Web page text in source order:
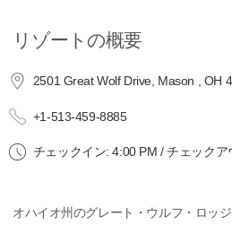
リゾートの概要
2501 Great Wolf Drive, Mason , OH
+1-513-459-8885
チェックイン: 4:00 PM / チェックア
オハイオ州のグレート・ウルフ・ロッ